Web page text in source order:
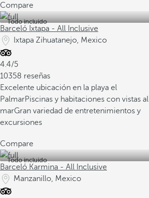
Compare
Todo incluido
Barceló Ixtapa - All Inclusive
Ixtapa Zihuatanejo, Mexico
4.4/5
10358 reseñas
Excelente ubicación en la playa el
PalmarPiscinas y habitaciones con vistas al
marGran variedad de entretenimientos y
excursiones
Compare
Todo incluido
Barceló Karmina - All Inclusive
Manzanillo, Mexico